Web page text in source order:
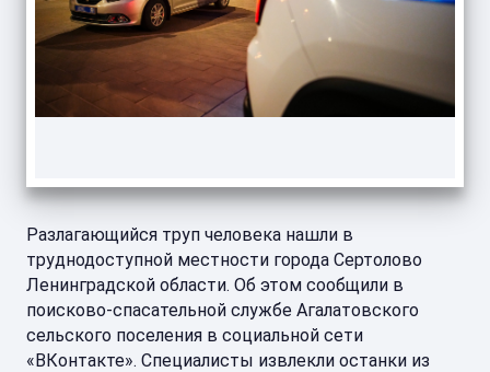
Разлагающийся труп человека нашли в
труднодоступной местности города Сертолово
Ленинградской области. Об этом сообщили в
поисково-спасательной службе Агалатовского
сельского поселения в социальной сети
«ВКонтакте». Специалисты извлекли останки из